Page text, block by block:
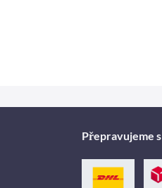
Přepravujeme s